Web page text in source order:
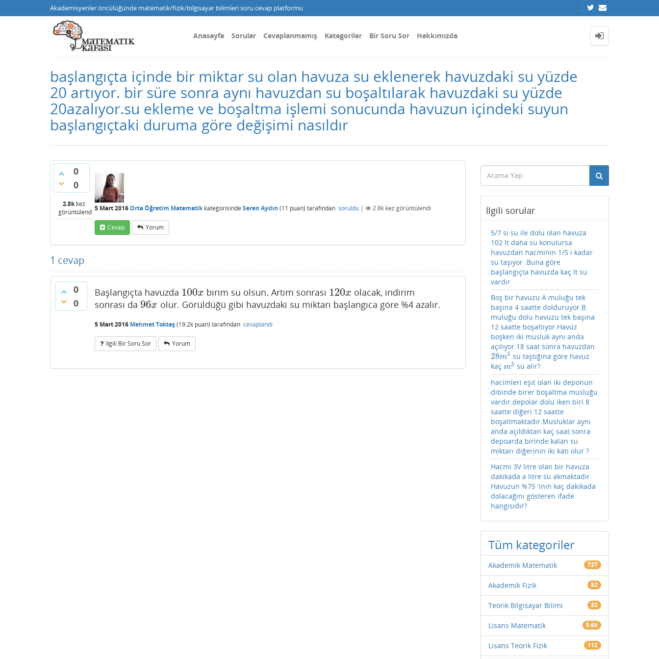
Akademisyenler öncülüğünde matematik/fizik/bilgisayar bilimleri soru cevap platformu
Anasayfa Sorular Cevaplanmamış Kategoriler Bir Soru Sor Hakkımızda
başlangıçta içinde bir miktar su olan havuza su eklenerek havuzdaki su yüzde
20 artıyor. bir süre sonra aynı havuzdan su boşaltılarak havuzdaki su yüzde
20azalıyor.su ekleme ve boşaltma işlemi sonucunda havuzun içindeki suyun
başlangıçtaki duruma göre değişimi nasıldır
0
0
2.8kkez
görüntülendi 5 Mart 2016Orta Öğretim Matematikkategorisinde Seren Aydın (11 puan) tarafından soruldu | 2.8k kez görüntülendi
Cevap Yorum
1 cevap
0
0
Başlangıçta havuzda 100x
100x birim su olsun. Artım sonrası 120x
120x olacak, indirim
sonrası da 96x
96x olur. Görüldüğü gibi havuzdaki su miktarı başlangıca göre %4 azalır.
5 Mart 2016 Mehmet Toktaş(19.2k puan) tarafından cevaplandı
Ilgili Bir Soru Sor Yorum
İlgili sorular
5/7 si su ile dolu olan havuza
102 lt daha su konulursa
havuzdan hacminin 1/5 i kadar
su taşıyor .Buna göre
başlangıçta havuzda kaç lt su
vardır
Boş bir havuzu A muluğu tek
başına 4 saatte dolduruyor.B
muluğu dolu havuzu tek başına
12 saatte boşaltıyor.Havuz
boşken iki musluk aynı anda
açılıyor.18 saat sonra havuzdan
28m3
28m3 su taştığına göre havuz
kaç m3
m3 su alır?
hacimleri eşit olan iki deponun
dibinde birer boşaltma musluğu
vardır.depolar dolu iken biri 8
saatte diğeri 12 saatte
boşaltmaktadır.Musluklar aynı
anda açıldıktan kaç saat sonra
depoarda birinde kalan su
miktarı diğerinin iki katı olur ?
Hacmi 3V litre olan bir havuza
dakikada a litre su akmaktadır.
Havuzun %75 'inin kaç dakikada
dolacağını gösteren ifade
hangisidir?
Tüm kategoriler
Akademik Matematik 737
Akademik Fizik 52
Teorik Bilgisayar Bilimi 32
Lisans Matematik 5.6k
Lisans Teorik Fizik 112